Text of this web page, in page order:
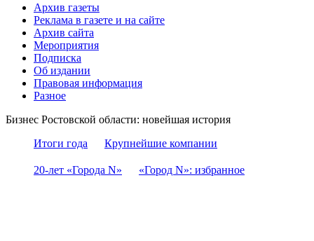
Архив газеты
Реклама в газете и на сайте
Архив сайта
Мероприятия
Подписка
Об издании
Правовая информация
Разное
Бизнес Ростовской области: новейшая история
Итоги года
Крупнейшие компании
20-лет «Города N» «Город N»: избранное